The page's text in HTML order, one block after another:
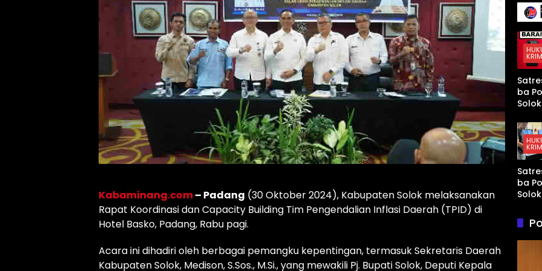
Kabaminang.com– Padang (30 Oktober 2024), Kabupaten Solok melaksanakan
Rapat Koordinasi dan Capacity Building Tim Pengendalian Inflasi Daerah (TPID) di
Hotel Basko, Padang, Rabu pagi.
Acara ini dihadiri oleh berbagai pemangku kepentingan, termasuk Sekretaris Daerah
Kabupaten Solok, Medison, S.Sos., M.Si., yang mewakili Pj. Bupati Solok, Deputi Kepala
136
yang
t AS
an di
Teluk
Arab
ba
Solok
Sopir
di
ba
Solok